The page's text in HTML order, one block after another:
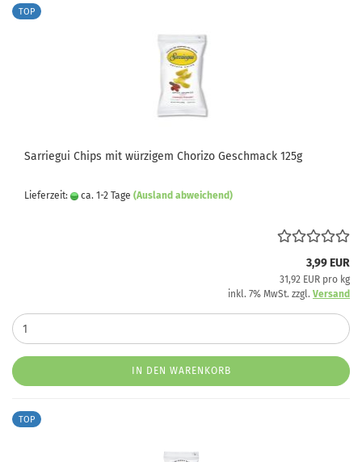
TOP
Sarriegui Chips mit würzigem Chorizo Geschmack 125g
Lieferzeit: ca. 1-2 Tage (Ausland abweichend)
3,99 EUR
31,92 EUR pro kg
inkl. 7% MwSt. zzgl. Versand
IN DEN WARENKORB
TOP